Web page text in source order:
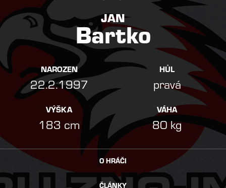
JAN
Bartko
NAROZEN
22.2.1997
HŮL
pravá
VÝŠKA
183 cm
VÁHA
80 kg
O HRÁČI
ČLÁNKY